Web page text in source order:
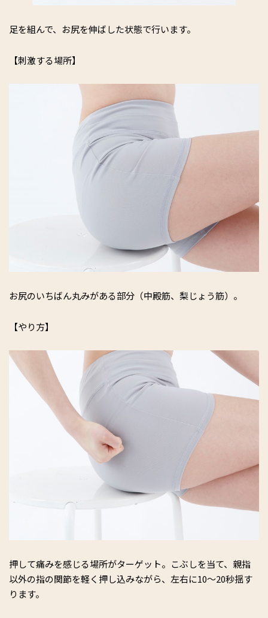
足を組んで、お尻を伸ばした状態で行います。
【刺激する場所】
お尻のいちばん丸みがある部分（中殿筋、梨じょう筋）。
【やり方】
押して痛みを感じる場所がターゲット。こぶしを当て、親指
以外の指の関節を軽く押し込みながら、左右に10～20秒揺す
ります。